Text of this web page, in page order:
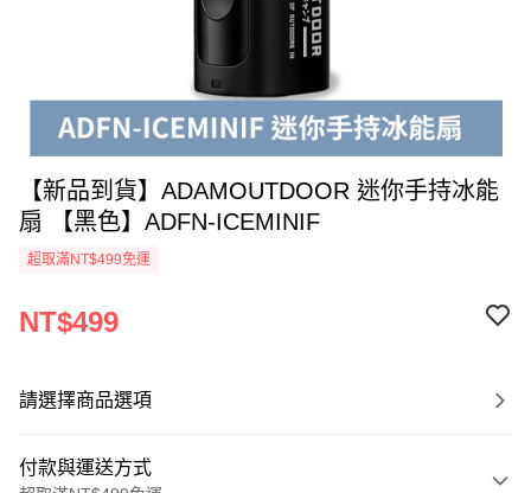
【新品到貨】ADAMOUTDOOR 迷你手持冰能
扇 【黑色】ADFN-ICEMINIF
超取滿NT$499免運
NT$499
請選擇商品選項
付款與運送方式